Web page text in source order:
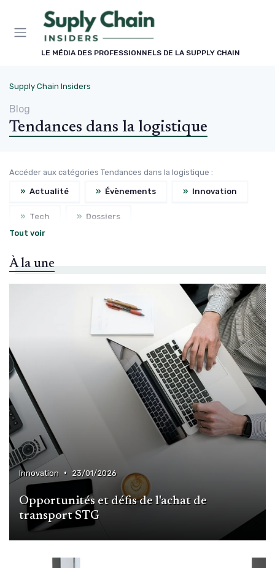
LE MÉDIA DES PROFESSIONNELS DE LA SUPPLY CHAIN
Supply Chain Insiders
Blog
Tendances dans la logistique
Accéder aux catégories Tendances dans la logistique :
» Actualité » Évènements » Innovation
» Tech » Dossiers
Tout voir
À la une
Innovation • 23/01/2026
Opportunités et défis de l'achat de
transport STG
Panneau de gestion des cookies